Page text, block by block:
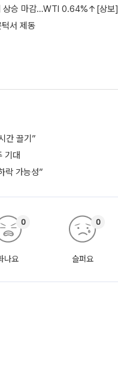
상승 마감…WTI 0.64%↑[상보]
서 제동
간 끌기”
기대
락 가능성”
나요
0
슬퍼요
0